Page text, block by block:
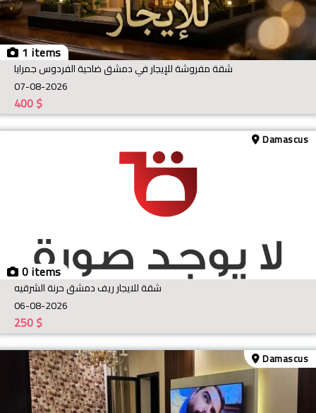
1 items
شقة مفروشة للإيجار في دمشق ضاحية الفردوس جمرايا
07-08-2026
$
400
0 items
Damascus
شقة للايجار ريف دمشق حرنة الشرقيه
06-08-2026
$
250
Damascus